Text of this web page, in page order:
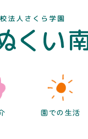
園での生活